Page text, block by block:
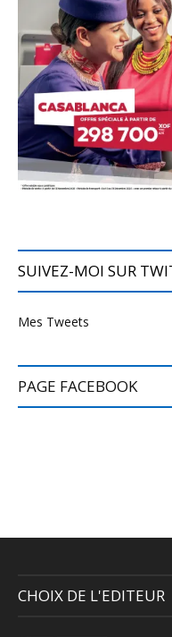
SUIVEZ-MOI SUR
Mes Tweets
PAGE FACEBOOK
CHOIX DE L'EDITEUR